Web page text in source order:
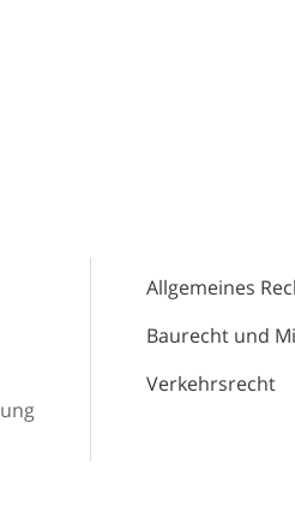
Allgemeines
Baurecht und
Verkehrsrecht